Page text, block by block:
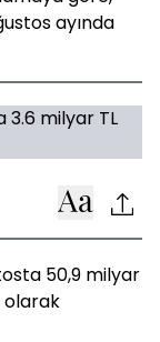
ayında
50,9 milyar
olarak